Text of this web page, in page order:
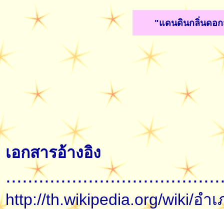
"แดนดินกลิ่นดอก
เอกสารอ้างอิง
http://th.wikipedia.org/wiki/อำ